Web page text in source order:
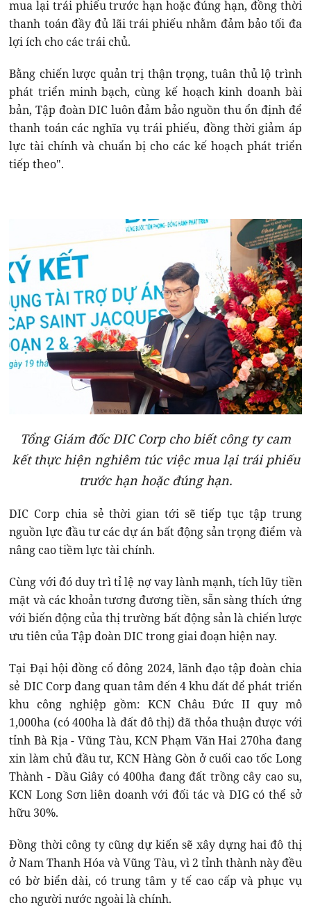
mua lại trái phiếu trước hạn hoặc đúng hạn, đồng thời
thanh toán đầy đủ lãi trái phiếu nhằm đảm bảo tối đa
lợi ích cho các trái chủ.
Bằng chiến lược quản trị thận trọng, tuân thủ lộ trình
phát triển minh bạch, cùng kế hoạch kinh doanh bài
bản, Tập đoàn DIC luôn đảm bảo nguồn thu ổn định để
thanh toán các nghĩa vụ trái phiếu, đồng thời giảm áp
lực tài chính và chuẩn bị cho các kế hoạch phát triển
tiếp theo".
Tổng Giám đốc DIC Corp cho biết công ty cam
kết thực hiện nghiêm túc việc mua lại trái phiếu
trước hạn hoặc đúng hạn.
DIC Corp chia sẻ thời gian tới sẽ tiếp tục tập trung
nguồn lực đầu tư các dự án bất động sản trọng điểm và
nâng cao tiềm lực tài chính.
Cùng với đó duy trì tỉ lệ nợ vay lành mạnh, tích lũy tiền
mặt và các khoản tương đương tiền, sẵn sàng thích ứng
với biến động của thị trường bất động sản là chiến lược
ưu tiên của Tập đoàn DIC trong giai đoạn hiện nay.
Tại Đại hội đồng cổ đông 2024, lãnh đạo tập đoàn chia
sẻ DIC Corp đang quan tâm đến 4 khu đất để phát triển
khu công nghiệp gồm: KCN Châu Đức II quy mô
1,000ha (có 400ha là đất đô thị) đã thỏa thuận được với
tỉnh Bà Rịa - Vũng Tàu, KCN Phạm Văn Hai 270ha đang
xin làm chủ đầu tư, KCN Hàng Gòn ở cuối cao tốc Long
Thành - Dầu Giây có 400ha đang đất trồng cây cao su,
KCN Long Sơn liên doanh với đối tác và DIG có thể sở
hữu 30%.
Đồng thời công ty cũng dự kiến sẽ xây dựng hai đô thị
ở Nam Thanh Hóa và Vũng Tàu, vì 2 tỉnh thành này đều
có bờ biển dài, có trung tâm y tế cao cấp và phục vụ
cho người nước ngoài là chính.